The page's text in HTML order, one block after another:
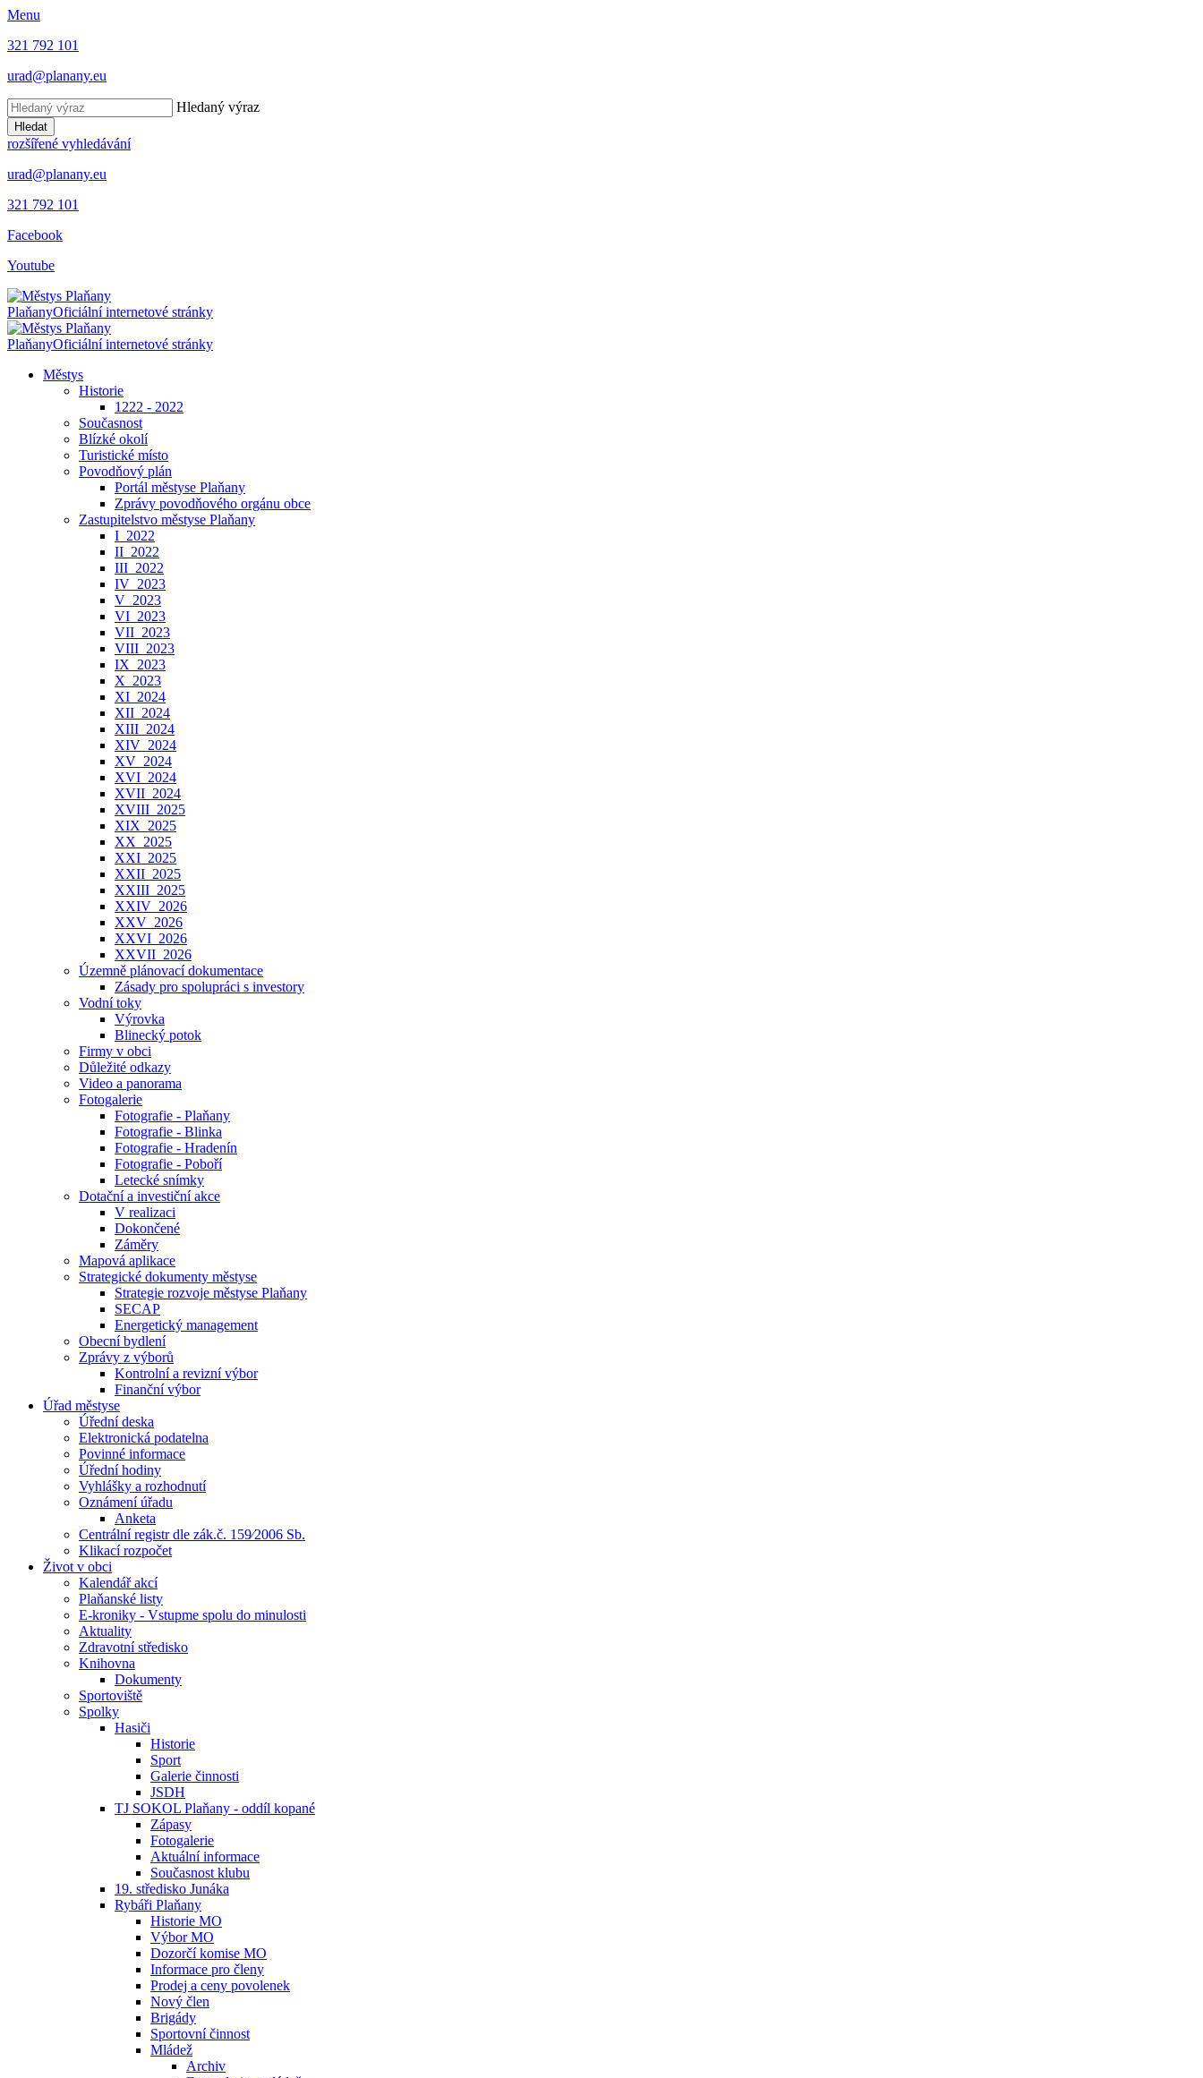
Menu
321 792 101
urad@planany.eu
Hledaný výraz
Hledat
rozšířené vyhledávání
urad@planany.eu
321 792 101
Facebook
Youtube
PlaňanyOficiální internetové stránky
PlaňanyOficiální internetové stránky
Městys
Historie
1222 - 2022
Současnost
Blízké okolí
Turistické místo
Povodňový plán
Portál městyse Plaňany
Zprávy povodňového orgánu obce
Zastupitelstvo městyse Plaňany
I_2022
II_2022
III_2022
IV_2023
V_2023
VI_2023
VII_2023
VIII_2023
IX_2023
X_2023
XI_2024
XII_2024
XIII_2024
XIV_2024
XV_2024
XVI_2024
XVII_2024
XVIII_2025
XIX_2025
XX_2025
XXI_2025
XXII_2025
XXIII_2025
XXIV_2026
XXV_2026
XXVI_2026
XXVII_2026
Územně plánovací dokumentace
Zásady pro spolupráci s investory
Vodní toky
Výrovka
Blinecký potok
Firmy v obci
Důležité odkazy
Video a panorama
Fotogalerie
Fotografie - Plaňany
Fotografie - Blinka
Fotografie - Hradenín
Fotografie - Poboří
Letecké snímky
Dotační a investiční akce
V realizaci
Dokončené
Záměry
Mapová aplikace
Strategické dokumenty městyse
Strategie rozvoje městyse Plaňany
SECAP
Energetický management
Obecní bydlení
Zprávy z výborů
Kontrolní a revizní výbor
Finanční výbor
Úřad městyse
Úřední deska
Elektronická podatelna
Povinné informace
Úřední hodiny
Vyhlášky a rozhodnutí
Oznámení úřadu
Anketa
Centrální registr dle zák.č. 159⁄2006 Sb.
Klikací rozpočet
Život v obci
Kalendář akcí
Plaňanské listy
E-kroniky - Vstupme spolu do minulosti
Aktuality
Zdravotní středisko
Knihovna
Dokumenty
Sportoviště
Spolky
Hasiči
Historie
Sport
Galerie činnosti
JSDH
TJ SOKOL Plaňany - oddíl kopané
Zápasy
Fotogalerie
Aktuální informace
Současnost klubu
19. středisko Junáka
Rybáři Plaňany
Historie MO
Výbor MO
Dozorčí komise MO
Informace pro členy
Prodej a ceny povolenek
Nový člen
Brigády
Sportovní činnost
Mládež
Archiv